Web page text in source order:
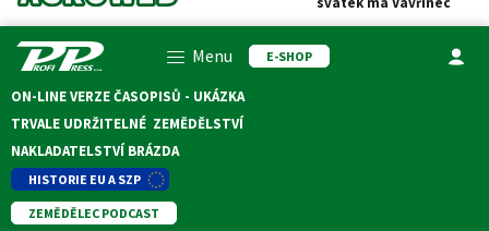
Menu E-SHOP
ON-LINE VERZE ČASOPISŮ - UKÁZKA
TRVALE UDRŽITELNÉ ZEMĚDĚLSTVÍ
NAKLADATELSTVÍ BRÁZDA
HISTORIE EU A SZP
ZEMĚDĚLEC PODCAST